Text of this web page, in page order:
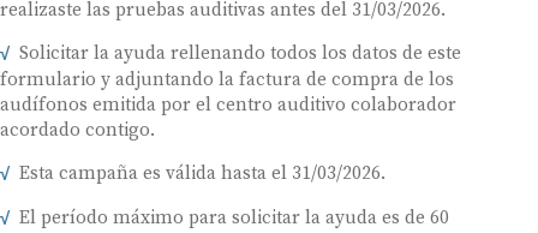
realizaste las pruebas auditivas antes del 31/03/2026.
Solicitar la ayuda rellenando todos los datos de este
formulario y adjuntando la factura de compra de los
audífonos emitida por el centro auditivo colaborador
acordado contigo.
Esta campaña es válida hasta el 31/03/2026.
El período máximo para solicitar la ayuda es de 60